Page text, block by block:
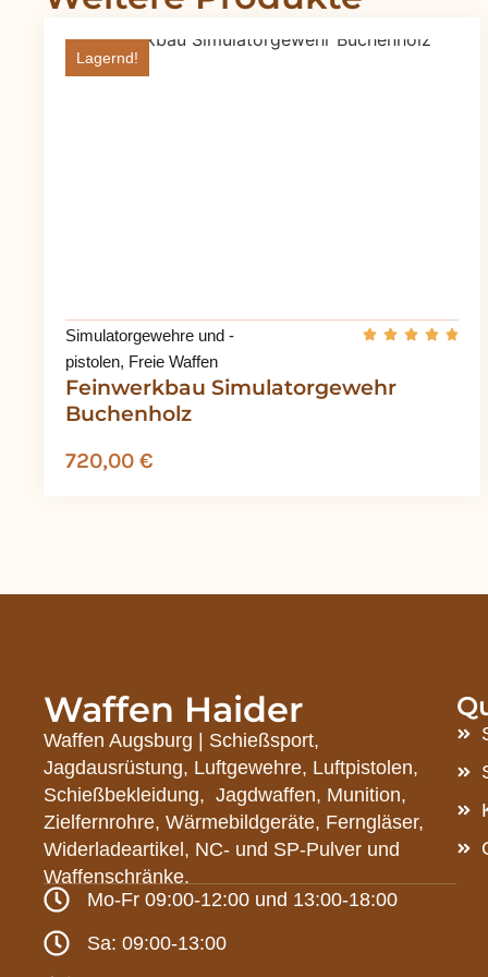
Feinwerkbau Simulatorgewehr
Buchenholz
Lagernd!
Simulatorgewehre und -
pistolen, Freie Waffen
720,00 €
Waffen Haider
Waffen Augsburg | Schießsport,
Jagdausrüstung, Luftgewehre, Luftpistolen,
Schießbekleidung, Jagdwaffen, Munition,
Zielfernrohre, Wärmebildgeräte, Ferngläser,
Widerladeartikel, NC- und SP-Pulver und
Waffenschränke.
Mo-Fr 09:00-12:00 und 13:00-18:00
Sa: 09:00-13:00